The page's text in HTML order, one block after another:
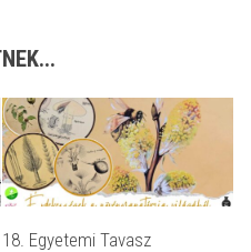
18. Egyetemi Tavasz